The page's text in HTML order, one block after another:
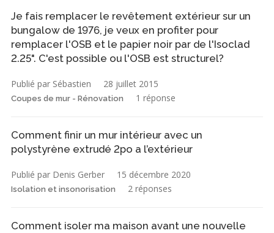
Je fais remplacer le revêtement extérieur sur un
bungalow de 1976, je veux en profiter pour
remplacer l'OSB et le papier noir par de l'Isoclad
2.25". C'est possible ou l'OSB est structurel?
Publié par Sébastien 28 juillet 2015
Coupes de mur - Rénovation 1 réponse
Comment finir un mur intérieur avec un
polystyrène extrudé 2po a l’extérieur
Publié par Denis Gerber 15 décembre 2020
Isolation et insonorisation 2 réponses
Comment isoler ma maison avant une nouvelle